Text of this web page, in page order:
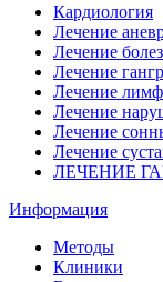
Кардиология
Лечение
Лечение
Лечение
Лечение
Лечение
Лечение
Лечение
ЛЕЧЕНИЕ
Информация
Методы
Клиники